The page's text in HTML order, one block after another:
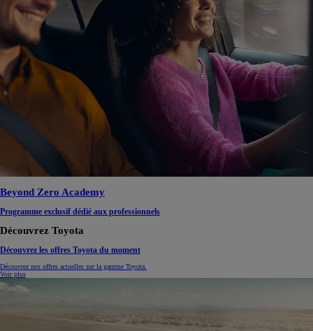
Beyond Zero Academy
Programme exclusif dédié aux professionnels
Découvrez Toyota
Découvrez les offres Toyota du moment
Découvrez nos offres actuelles sur la gamme Toyota.
Voir plus